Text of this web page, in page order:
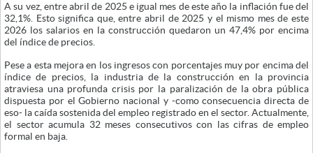
A su vez, entre abril de 2025 e igual mes de este año la inflación fue del
32,1%. Esto significa que, entre abril de 2025 y el mismo mes de este
2026 los salarios en la construcción quedaron un 47,4% por encima
del índice de precios.
Pese a esta mejora en los ingresos con porcentajes muy por encima del
índice de precios, la industria de la construcción en la provincia
atraviesa una profunda crisis por la paralización de la obra pública
dispuesta por el Gobierno nacional y -como consecuencia directa de
eso- la caída sostenida del empleo registrado en el sector. Actualmente,
el sector acumula 32 meses consecutivos con las cifras de empleo
formal en baja.